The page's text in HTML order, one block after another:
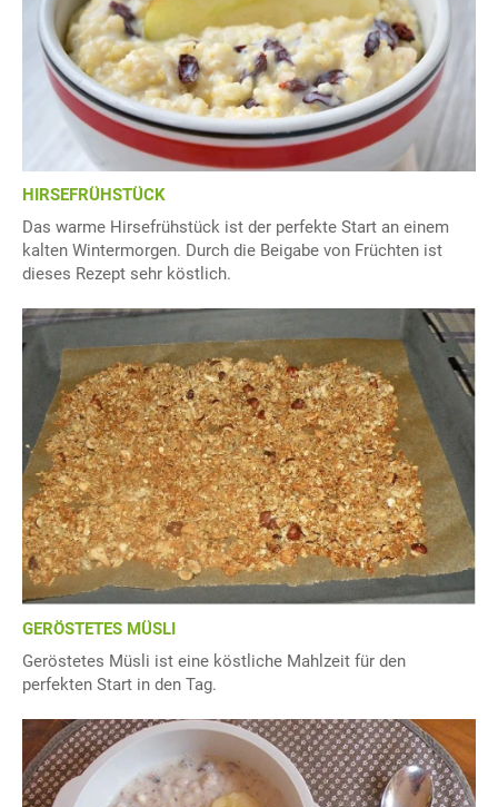
HIRSEFRÜHSTÜCK
Das warme Hirsefrühstück ist der perfekte Start an einem
kalten Wintermorgen. Durch die Beigabe von Früchten ist
dieses Rezept sehr köstlich.
GERÖSTETES MÜSLI
Geröstetes Müsli ist eine köstliche Mahlzeit für den
perfekten Start in den Tag.